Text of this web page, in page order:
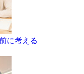
に考える